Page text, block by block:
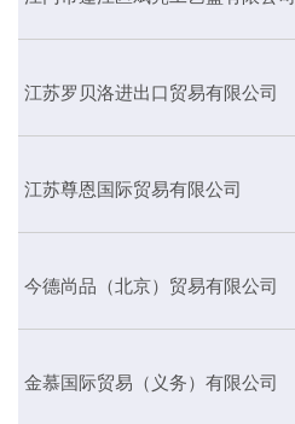
江苏罗贝洛进出口贸易有限公司
江苏尊恩国际贸易有限公司
今德尚品（北京）贸易有限公司
金慕国际贸易（义务）有限公司